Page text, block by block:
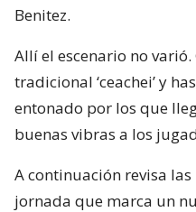
Benitez.
Allí el escenario no
tradicional ‘ceachei’ y
entonado por los que
buenas vibras a los
A continuación revisa
jornada que marca un